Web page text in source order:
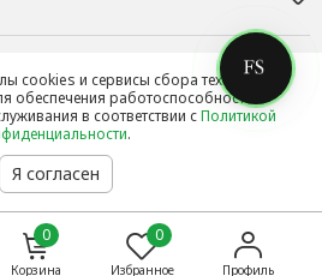
0
Корзина
0
Избранное Профиль
cookies и сервисы сбора технических
обеспечения работоспособности и
в соответствии сПолитикой
.
Я согласен